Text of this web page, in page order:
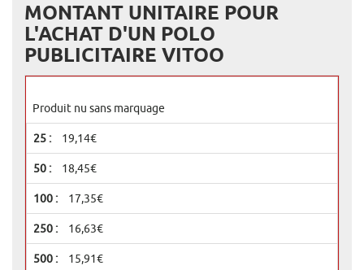
MONTANT UNITAIRE POUR
L'ACHAT D'UN POLO
PUBLICITAIRE VITOO
Produit nu sans marquage
19,14€
18,45€
17,35€
16,63€
15,91€